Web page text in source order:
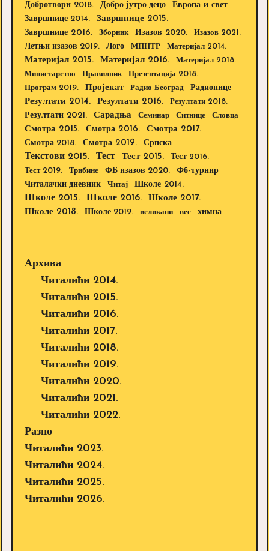
Добротвори 2018.
Добро јутро децо Европа и свет
Завршнице 2014.
Завршнице 2015.
Завршнице 2016.
Зборник Изазов 2020.
Изазов 2021.
Летњи изазов 2019.
Лого МПНТР Материјал 2014.
Материјал 2015. Материјал 2016.
Материјал 2018.
Министарство
Правилник
Презентација 2018.
Програм 2019.
Пројекат Радио Београд
Радионице
Резултати 2014.
Резултати 2016. Резултати 2018.
Резултати 2021. Сарадња Семинар Ситнице Словца
Смотра 2015. Смотра 2016. Смотра 2017.
Смотра 2018. Смотра 2019. Српска
Текстови 2015. Тест Тест 2015.
Тест 2016.
Тест 2019.
Трибине ФБ изазов 2020.
Фб-турнир
Читалачки дневник
Читај Школе 2014.
Школе 2015. Школе 2016.
Школе 2017.
Школе 2018.
Школе 2019. великани вес химна
Архива
Читалићи 2014.
Читалићи 2015.
Читалићи 2016.
Читалићи 2017.
Читалићи 2018.
Читалићи 2019.
Читалићи 2020.
Читалићи 2021.
Читалићи 2022.
Разно
Читалићи 2023.
Читалићи 2024.
Читалићи 2025.
Читалићи 2026.